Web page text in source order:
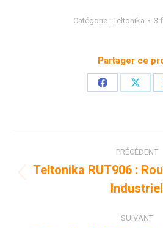
Catégorie : Teltonika 3
Partager ce
Partager
de
commentaire
PRÉCÉDENT
Teltonika RUT906 :
Industriel
SUIVANT